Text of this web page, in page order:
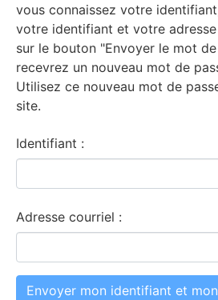
vous connaissez votre
votre identifiant et votre
sur le bouton "Envoyer le mot
recevrez un nouveau mot de
Utilisez ce nouveau mot de
site.
Identifiant :
Adresse courriel :